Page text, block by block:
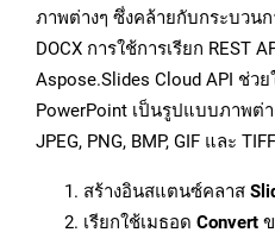
ภาพต่างๆ ซึ่งคล้ายกับกระบวน
DOCX การใช้การเรียก REST
Aspose.Slides Cloud API ช่
PowerPoint เป็นรูปแบบภาพต่
JPEG, PNG, BMP, GIF และ TIFF
สร้างอินสแตนซ์คลาส
เรียกใช้เมธอด Convert